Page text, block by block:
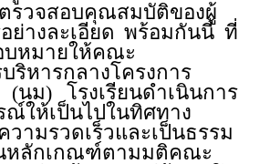
รวจสอบคุณสมบัติของผู้
ย่างละเอียด พร้อมกันนี้ ที่
บหมายให้คณะ
ริหารกลางโครงการ
(นม) โรงเรียนดำเนินการ
ให้เป็นไปในทิศทาง
วามรวดเร็วและเป็นธรรม
หลักเกณฑ์ตามมติคณะ